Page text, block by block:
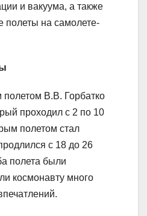
и вакуума, а также
полеты на самолете-
В.В. Горбатко
проходил с 2 по 10
полетом стал
с 18 до 26
полета были
космонавту много